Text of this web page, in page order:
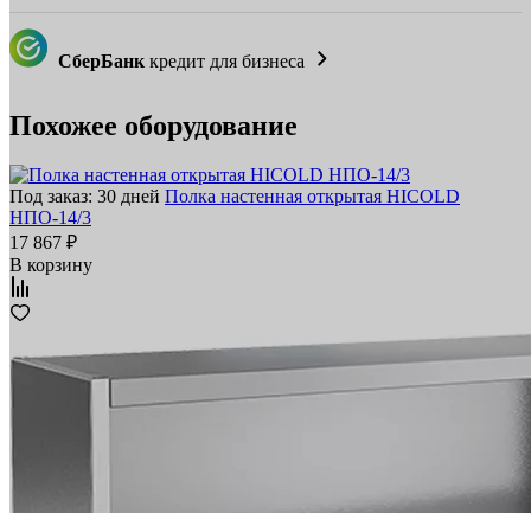
СберБанк кредит для бизнеса
Похожее оборудование
Под заказ: 30 дней Полка настенная открытая HICOLD
НПО-14/3
17 867 ₽
В корзину